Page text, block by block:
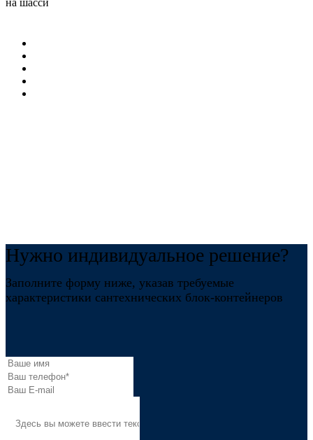
на шасси
Нужно индивидуальное решение?
Заполните форму ниже, указав требуемые
характеристики сантехнических блок-контейнеров